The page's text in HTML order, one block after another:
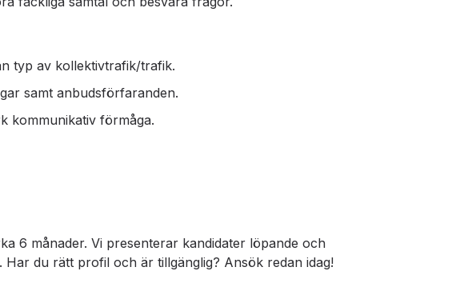
typ av kollektivtrafik/trafik.
samt anbudsförfaranden.
kommunikativ förmåga.
6 månader. Vi presenterar kandidater löpande och
du rätt profil och är tillgänglig? Ansök redan idag!